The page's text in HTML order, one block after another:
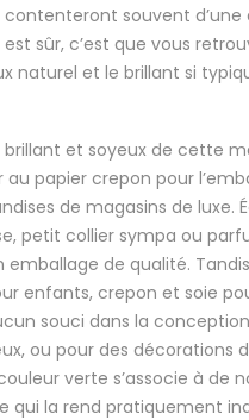
contenteront souvent d’une
sûr, c’est que vous
naturel et le brillant si
brillant et soyeux de cette
papier crepon pour
de magasins de luxe.
petit collier sympa ou
de qualité.
enfants, crepon et soie
souci dans la
ou pour des décorations
verte s’associe à de
qui la rend pratiquement